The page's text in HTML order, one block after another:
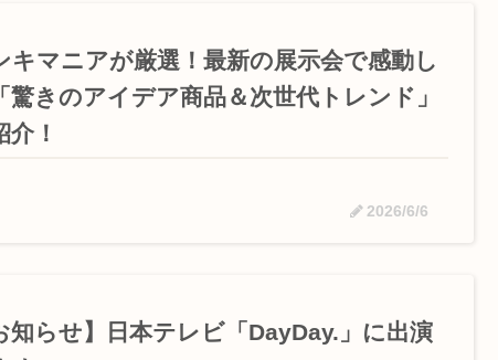
キマニアが厳選！最新の展示会で感動し
驚きのアイデア商品＆次世代トレンド」
介！
2026/6/6
知らせ】日本テレビ「DayDay.」に出演